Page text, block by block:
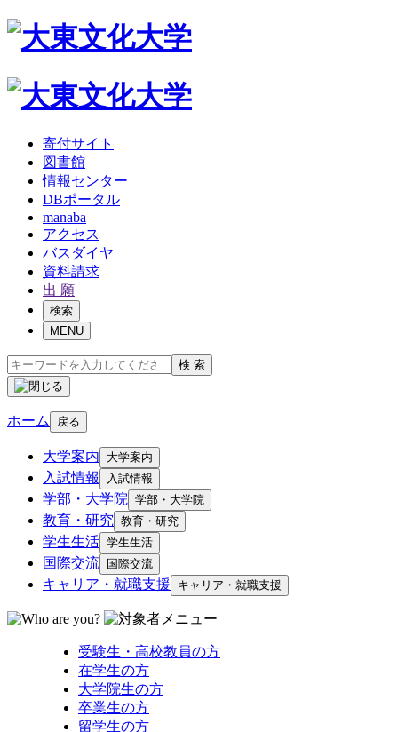
寄付サイト
図書館
情報センター
DBポータル
manaba
アクセス
バスダイヤ
資料請求
出 願
検索
MENU
検 索
ホーム 戻る
大学案内 大学案内
入試情報 入試情報
学部・大学院 学部・大学院
教育・研究 教育・研究
学生生活 学生生活
国際交流 国際交流
キャリア・就職支援 キャリア・就職支援
受験生・高校教員の方
在学生の方
大学院生の方
卒業生の方
留学生の方